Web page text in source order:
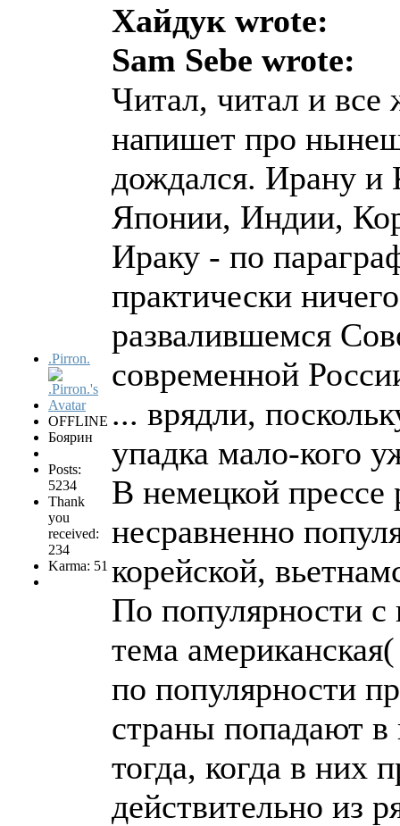
.Pirron.
OFFLINE
Боярин
Posts:
5234
Thank
you
received:
234
Karma: 51
Хайдук wrote:
Sam Sebe wrote:
Читал, читал и все
напишет про
дождался. Ирану и
Японии, Индии,
Ираку - по
практически
развалившемся
современной
... врядли,
упадка мало-кого
В немецкой прессе
несравненно
корейской,
По популярности с
тема
по популярности
страны попадают в
тогда, когда в них
действительно из